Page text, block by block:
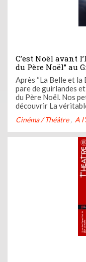
C’est Noël avant
du Père Noël” au
Après “La Belle et la
pare de guirlandes
du Père Noël. Nos
découvrir La
spectacle immersif
Cinéma / Théâtre A